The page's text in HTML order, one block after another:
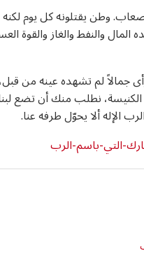
وطن يقتلونه كل يوم
والنفط والغاز والقوة
جمالاً لم تشهده عينه من
نطلب منك أن تضع
ألا يحوّل طرفه عنا.